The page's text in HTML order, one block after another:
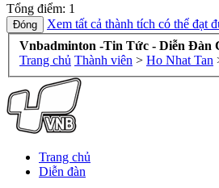
Tổng điểm: 1
Xem tất cả thành tích có thể đạt
Vnbadminton -Tin Tức - Diễn Đàn
Trang chủ Thành viên > Ho Nhat Tan
Trang chủ
Diễn đàn